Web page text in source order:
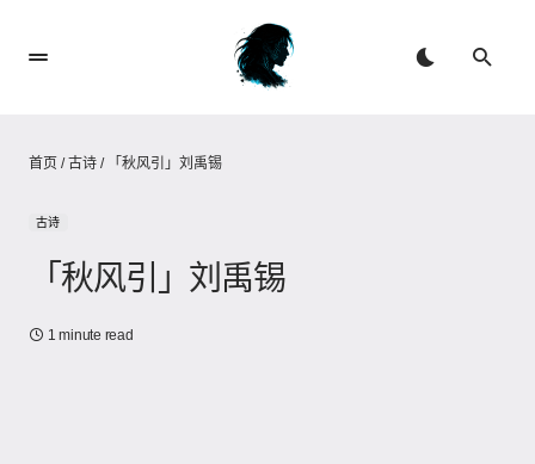
首页 /古诗 / 「秋风引」刘禹锡
古诗
「秋风引」刘禹锡
1 minute read